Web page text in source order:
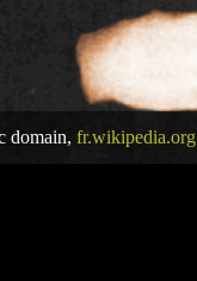
domain, fr.wikipedia.org